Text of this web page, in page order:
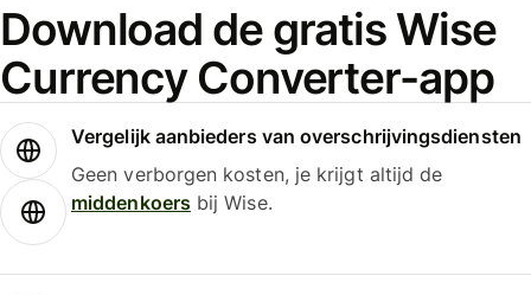
Download de gratis Wise
Currency Converter-app
Vergelijk aanbieders van overschrijvingsdiensten
Geen verborgen kosten, je krijgt altijd de
middenkoersbij Wise.